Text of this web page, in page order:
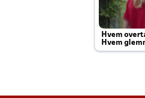
Hvem
Hvem
Joachim